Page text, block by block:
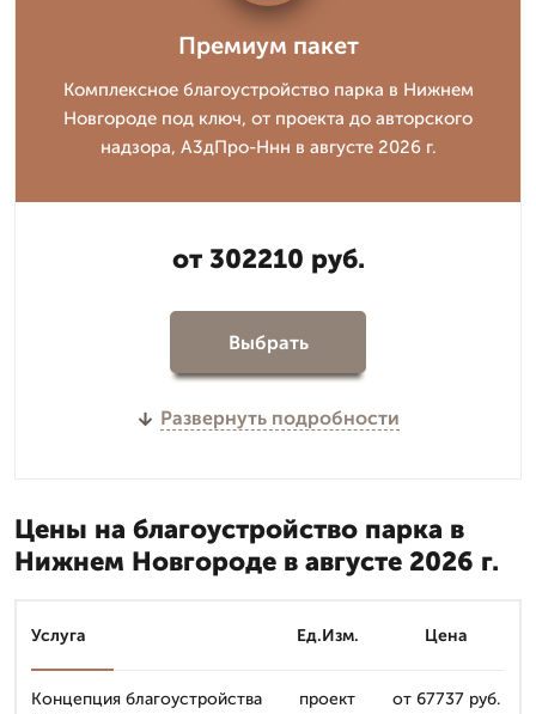
Премиум пакет
Комплексное благоустройство парка в Нижнем
Новгороде под ключ, от проекта до авторского
надзора, А3дПро-Ннн в августе 2026 г.
от 302210 руб.
Выбрать
Развернуть подробности
Цены на благоустройство парка в
Нижнем Новгороде в августе 2026 г.
Услуга Ед.Изм. Цена
Концепция благоустройства
проект от 67737 руб.